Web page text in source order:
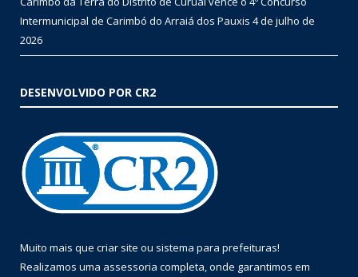
Intermunicipal de Carimbó do Arraiá dos Pauxis 4 de julho de
2026
DESENVOLVIDO POR CR2
Muito mais que criar site ou sistema para prefeituras!
Realizamos uma assessoria completa, onde garantimos em